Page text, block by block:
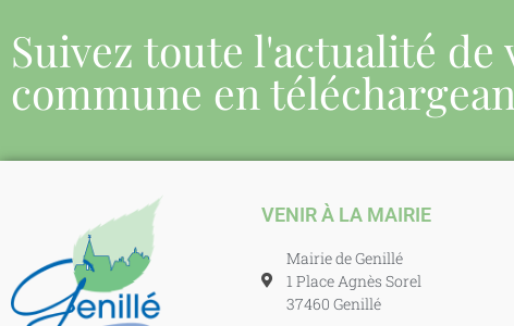
Suivez toute l'actualité de
commune en
VENIR À LA MAIRIE
Mairie de Genillé
1 Place Agnès Sorel
37460 Genillé